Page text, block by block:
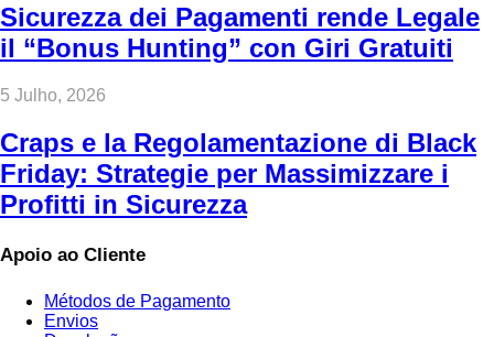
Sicurezza dei Pagamenti rende Legale
il “Bonus Hunting” con Giri Gratuiti
5 Julho, 2026
Craps e la Regolamentazione di Black
Friday: Strategie per Massimizzare i
Profitti in Sicurezza
Apoio ao Cliente
Métodos de Pagamento
Envios